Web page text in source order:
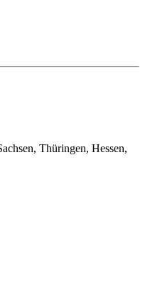
Thüringen, Hessen,